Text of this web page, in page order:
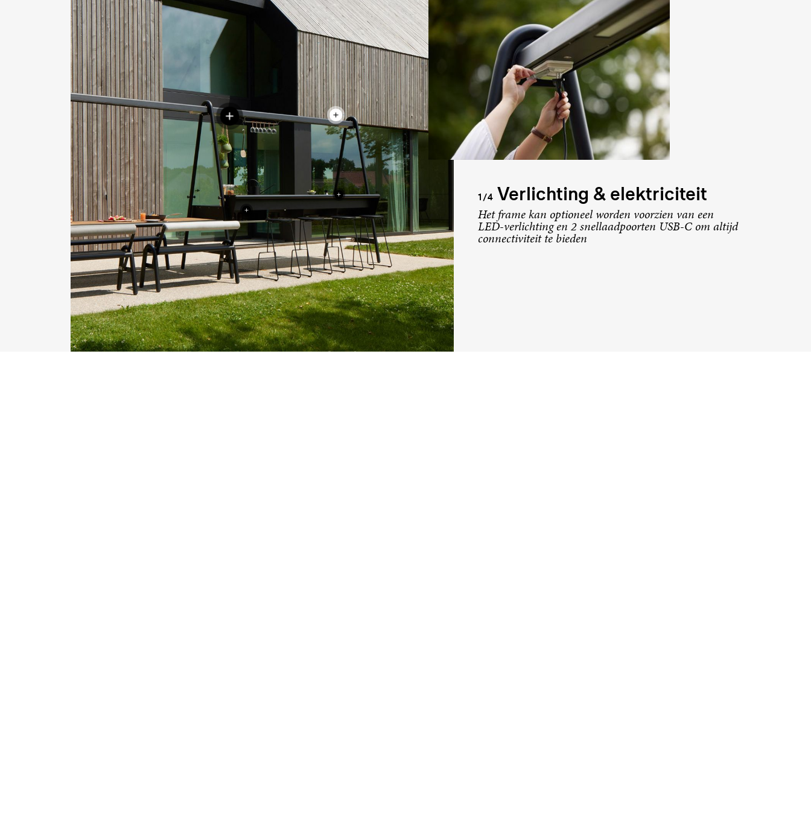
1/4 Verlichting & elektriciteit
Het frame kan optioneel worden voorzien van een
LED-verlichting en 2 snellaadpoorten USB-C om altijd
connectiviteit te bieden